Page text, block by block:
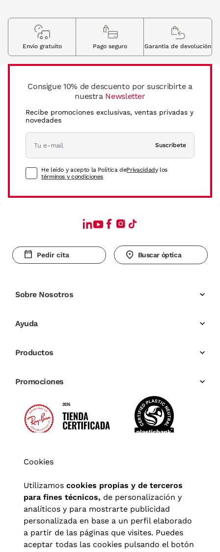
Consigue 10% de descuento por suscribirte a
nuestra Newsletter
Recibe promociones exclusivas, ventas privadas y
novedades
Suscríbete
He leído y acepto la Política dePrivacidady los
términos y condiciones
Envio gratuito Pago seguro Garantia de devolución
Pedir cita Buscar óptica
Sobre Nosotros
Ayuda
Productos
Promociones
Cookies
Utilizamos cookies propias y de terceros
para fines técnicos, de personalización y
analíticos y para mostrarte publicidad
personalizada en base a un perfil elaborado
a partir de las páginas que visites. Puedes
aceptar todas las cookies pulsando el botón